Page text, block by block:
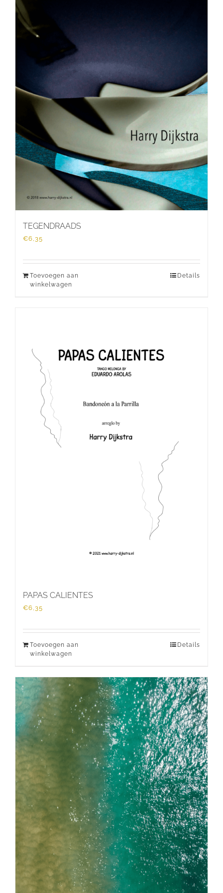
TEGENDRAADS
€6,35
Toevoegen aan
winkelwagen
Details
PAPAS CALIENTES
€6,35
Toevoegen aan
winkelwagen
Details